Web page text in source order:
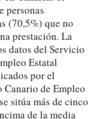
personas
(70,5%) que no
prestación. La
datos del Servicio
Estatal
por el
Canario de Empleo
sitúa más de cinco
de la media